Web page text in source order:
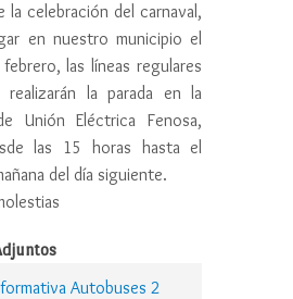
la celebración del carnaval,
en nuestro municipio el
las líneas regulares
realizarán la parada en la
Unión Eléctrica Fenosa,
las 15 horas hasta el
del día siguiente.
Autobuses 2